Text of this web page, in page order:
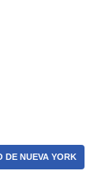
DE NUEVA YORK